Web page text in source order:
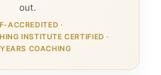
out.
ACCREDITED ·
INSTITUTE CERTIFIED ·
COACHING